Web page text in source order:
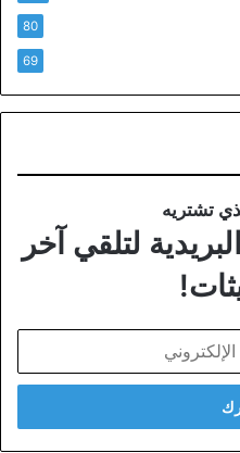
80
69
تشتريه
لتلقي آخر